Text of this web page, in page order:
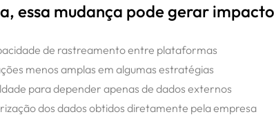
essa mudança pode gerar
de rastreamento entre plataformas
menos amplas em algumas estratégias
para depender apenas de dados externos
dos dados obtidos diretamente pela empresa